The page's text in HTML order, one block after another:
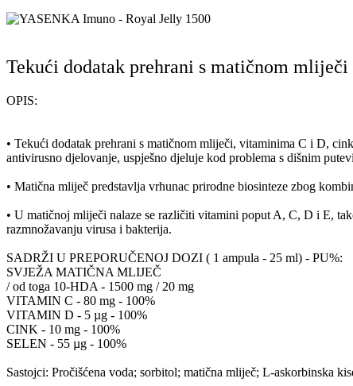
Tekući dodatak prehrani s matičnom
OPIS:
• Tekući dodatak prehrani s matičnom mliječi, vitaminima C i D,
antivirusno djelovanje, uspješno djeluje kod problema s dišnim
• Matična mliječ predstavlja vrhunac prirodne biosinteze zbog
• U matičnoj mliječi nalaze se različiti vitamini poput A, C, D i E,
razmnožavanju virusa i bakterija.
SADRŽI U PREPORUČENOJ DOZI ( 1 ampula - 25 ml) - PU%:
SVJEŽA MATIČNA MLIJEČ
/ od toga 10-HDA - 1500 mg / 20 mg
VITAMIN C - 80 mg - 100%
VITAMIN D - 5 µg - 100%
CINK - 10 mg - 100%
SELEN - 55 µg - 100%
Sastojci: Pročišćena voda; sorbitol; matična mliječ; L-askorbinska